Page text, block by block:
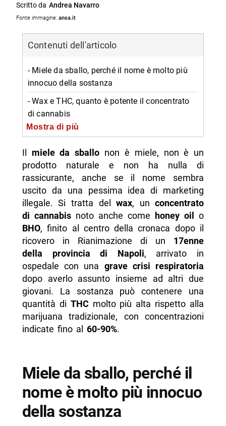
Scritto da Andrea Navarro
Fonte immagine: ansa.it
Contenuti dell'articolo
- Miele da sballo, perché il nome è molto più
innocuo della sostanza
- Wax e THC, quanto è potente il concentrato
di cannabis
- Il caso del 17enne napoletano finito in
- Perché mangiare il wax può rendere gli effetti
più imprevedibili
- Dabbing, honey oil e BHO, i nomi dietro il
miele da sballo
- Acquisto online e mercato parallelo, dove
aumentano i rischi
- Cosa dovranno chiarire le analisi dei
carabinieri
-- Scopri di più da Napolike.it
Mostra di più
Il miele da sballo non è miele, non è un
prodotto naturale e non ha nulla di
rassicurante, anche se il nome sembra
uscito da una pessima idea di marketing
illegale. Si tratta delwax, unconcentrato
di cannabisnoto anche come honey oil
o
BHO, finito al centro della cronaca dopo il
ricovero in Rianimazione di un 17enne
della provincia di Napoli, arrivato in
ospedale con una grave crisi respiratoria
dopo averlo assunto insieme ad altri due
giovani. La sostanza può contenere una
quantità di THC molto più alta rispetto alla
marijuana tradizionale, con concentrazioni
indicate fino al 60-90%.
Miele da sballo, perché il
nome è molto più innocuo
della sostanza